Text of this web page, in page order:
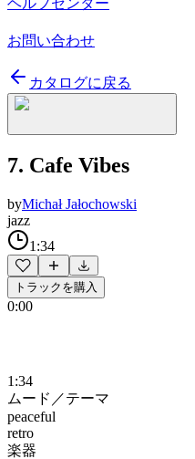
ヘルプセンター
お問い合わせ
カタログに戻る
7. Cafe Vibes
byMichał Jałochowski
jazz
1:34
トラックを購入
0:00
1:34
ムード／テーマ
peaceful
retro
楽器